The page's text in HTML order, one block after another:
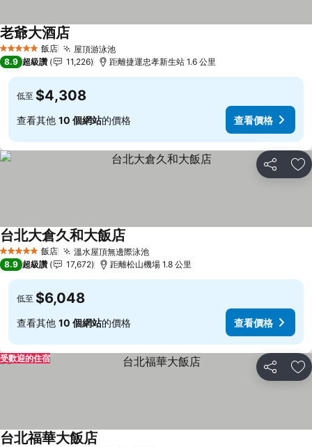
5 星級 飯店 屋頂游泳池查看價格
老爺大酒店
8.9 超級讚 11,226 距離捷運忠孝新生站 1.6 公里
低至 $4,308
查看其他 10 個網站的價格 查看價格
分享 加
5 星級 飯店 溫水屋頂無邊際泳池查看價格
台北大倉久和大飯店
8.9 超級讚 17,672 距離松山機場 1.8 公里
低至 $6,048
查看其他 10 個網站的價格 查看價格
分享 加
受歡迎的住宿
台北福華大飯店